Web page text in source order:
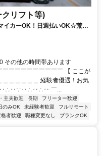
リフト等)
イカーOK！日週払いOK☆荒本
その他の時間帯あります
￣￣￣￣￣￣￣ 【 ここが
＿＿＿＿＿ 経験者優遇！お気
￣...
主夫歓迎 長期
フリーター歓迎
のみOK 未経験者歓迎
フルリモート
者歓迎 職種変更なし ブランクOK